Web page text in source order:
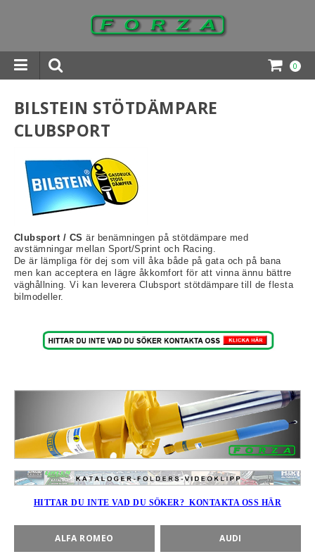
0
BUMPSTOPS, DAMASKER UNIVERSAL, DOMKRAFTS-
BILSTEIN STÖTDÄMPARE
CLUBSPORT
Clubsport / CS är benämningen på stötdämpare med
avstämningar mellan Sport/Sprint och Racing.
De är lämpliga för dej som vill åka både på gata och på bana
men kan acceptera en lägre åkkomfort för att vinna ännu bättre
väghållning. Vi kan leverera Clubsport stötdämpare till de flesta
bilmodeller.
HITTAR DU INTE VAD DU SÖKER? KONTAKTA OSS HÄR
ALFA ROMEO AUDI